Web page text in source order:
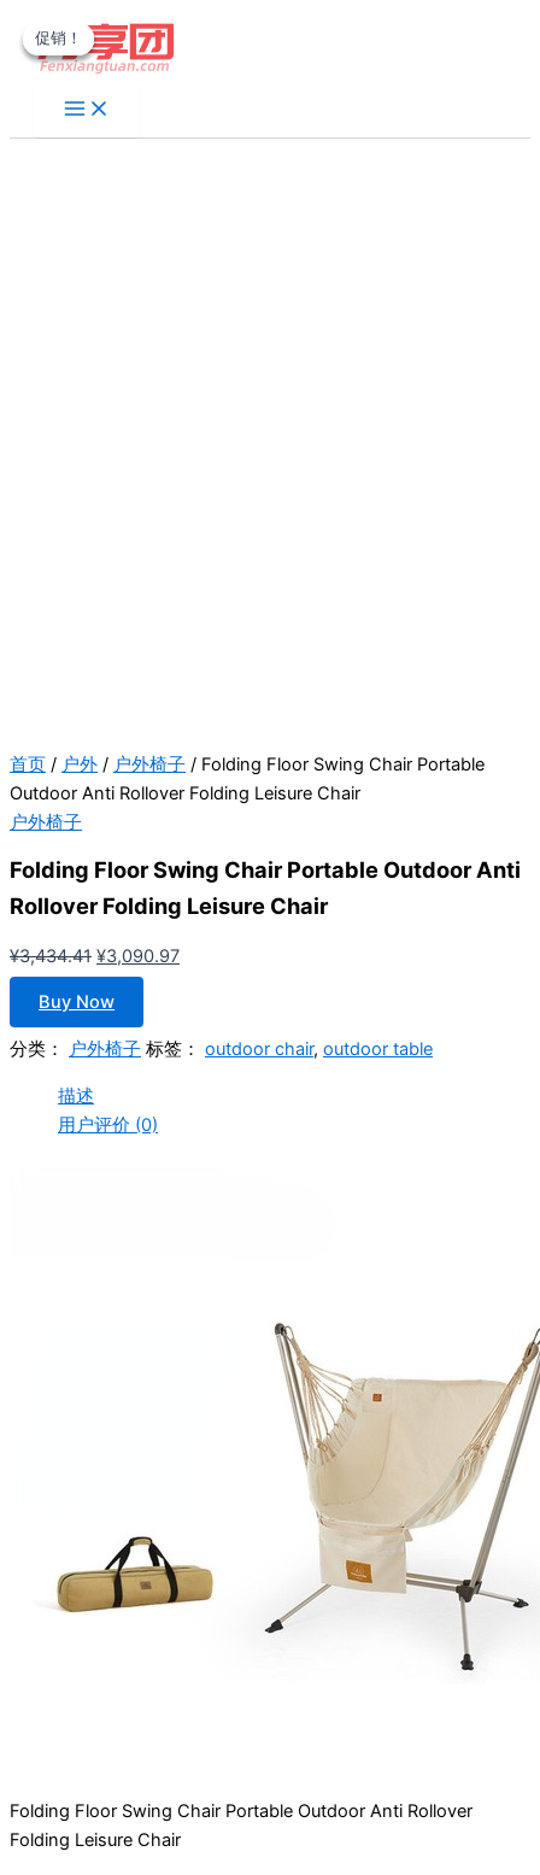
至
促销！
首页 / 户外 / 户外椅子 / Folding Floor Swing Chair Portable
Outdoor Anti Rollover Folding Leisure Chair
户外椅子
Folding Floor Swing Chair Portable Outdoor Anti
Rollover Folding Leisure Chair
¥3,434.41 原
价
为：
¥3,434.41。
¥3,090.97当
格
Buy Now
分类： 户外椅子 标签： outdoor chair, outdoor table
描述
用户评价 (0)
Folding Floor Swing Chair Portable Outdoor Anti Rollover
Folding Leisure Chair
促销！
促销！